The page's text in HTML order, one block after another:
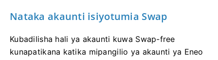
Nataka akaunti isiyotumia Swap
Kubadilisha hali ya akaunti kuwa Swap-free
kunapatikana katika mipangilio ya akaunti ya Eneo